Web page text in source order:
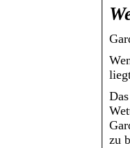
zu